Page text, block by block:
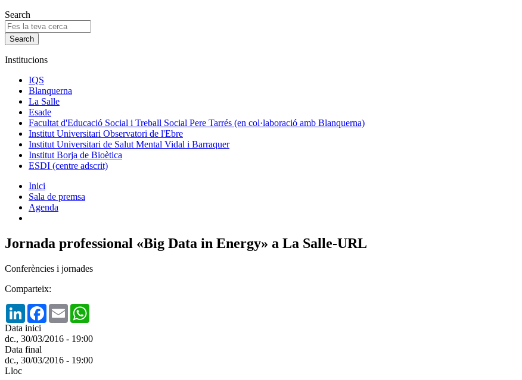
Search
Institucions
IQS
Blanquerna
La Salle
Esade
Facultat d'Educació Social i Treball Social Pere Tarrés (en col·laboració amb Blanquerna)
Institut Universitari Observatori de l'Ebre
Institut Universitari de Salut Mental Vidal i Barraquer
Institut Borja de Bioètica
ESDI (centre adscrit)
Inici
Sala de premsa
Agenda
Jornada professional «Big Data in Energy» a La Salle-URL
Conferències i jornades
Comparteix:
LinkedInFacebook
Email
Data inici
dc., 30/03/2016 - 19:00
Data final
dc., 30/03/2016 - 19:00
Lloc